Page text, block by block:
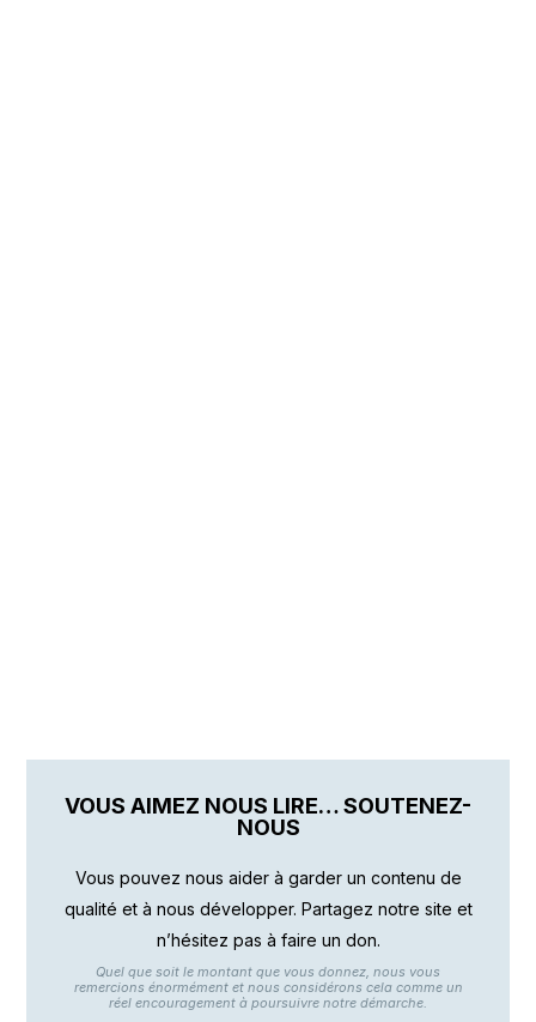
VOUS AIMEZ NOUS LIRE… SOUTENEZ-
NOUS
Vous pouvez nous aider à garder un contenu de
qualité et à nous développer. Partagez notre site et
n’hésitez pas à faire un don.
Quel que soit le montant que vous donnez, nous vous
remercions énormément et nous considérons cela comme un
réel encouragement à poursuivre notre démarche.